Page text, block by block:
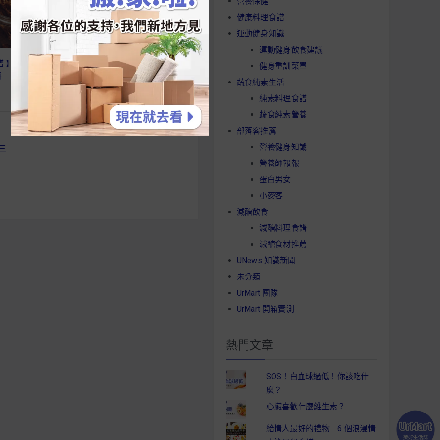
】野餐必備 ！燕
【麥片女孩 Elvira 】歐寶英國
皇家麥片，沒有你該怎麼活阿
健康料理食譜
運動健身知識
運動健身飲食建議
健身重訓菜單
蔬食純素生活
純素料理食譜
蔬食純素營養
部落客推薦
營養健身知識
營養師報報
蛋白男女
小麥客
減醣飲食
減醣料理食譜
減醣食材推薦
UNews 知識新聞
未分類
UrMart 團隊
UrMart 開箱實測
熱門文章
SOS！白血球過低！你該吃什
麼？
心臟喜歡什麼維生素？
給情人最好的禮物 6 個浪漫情